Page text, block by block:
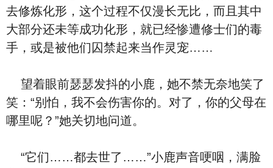
去修炼化形，这个过程不仅漫长无比，而且其中
大部分还未等成功化形，就已经惨遭修士们的毒
手，或是被他们囚禁起来当作灵宠……
望着眼前瑟瑟发抖的小鹿，她不禁无奈地笑了
笑：“别怕，我不会伤害你的。对了，你的父母在
哪里呢？”她关切地问道。
“它们……都去世了……”小鹿声音哽咽，满脸